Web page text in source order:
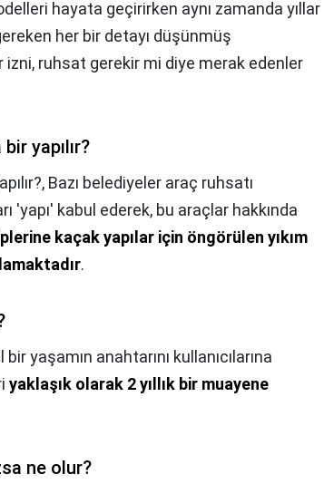
hayata geçirirken aynı zamanda yıllar
her bir detayı düşünmüş
izni, ruhsat gerekir mi diye merak edenler
yapılır?
Bazı belediyeler araç ruhsatı
'yapı' kabul ederek, bu araçlar hakkında
kaçak yapılar için öngörülen yıkım
.
bir yaşamın anahtarını kullanıcılarına
yaklaşık olarak 2 yıllık bir muayene
ne olur?